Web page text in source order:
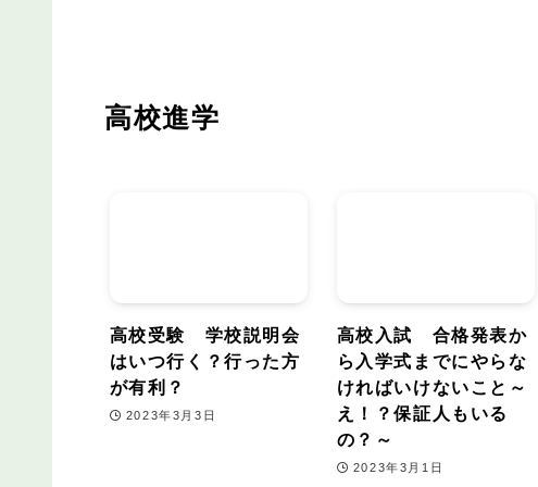
高校進学
高校受験 学校説明会
はいつ行く？行った方
が有利？
2023年3月3日
高校入試 合格発表か
ら入学式までにやらな
ければいけないこと～
え！？保証人もいる
の？～
2023年3月1日